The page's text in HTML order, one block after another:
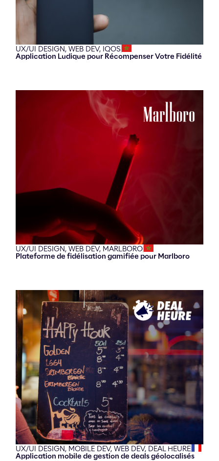
UX/UI DESIGN, WEB DEV, IQOS
Application Ludique pour Récompenser Votre Fidélité
UX/UI DESIGN, WEB DEV, MARLBORO
Plateforme de fidélisation gamifiée pour Marlboro
UX/UI DESIGN, MOBILE DEV, WEB DEV, DEAL HEURE
Application mobile de gestion de deals géolocalisés